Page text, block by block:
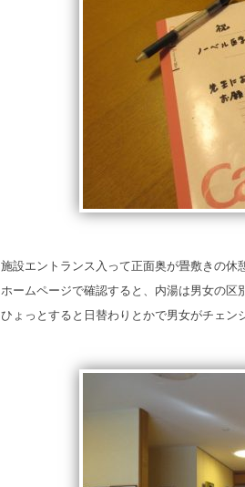
施設エントランス入って正面奥が畳敷きの休
ホームページで確認すると、内湯は男女の区
ひょっとすると日替わりとかで男女がチェン